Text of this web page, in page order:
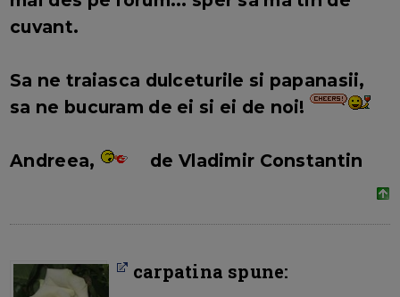
cuvant.
Sa ne traiasca dulceturile si papanasii,
sa ne bucuram de ei si ei de noi!
Andreea, de Vladimir Constantin
carpatina spune: